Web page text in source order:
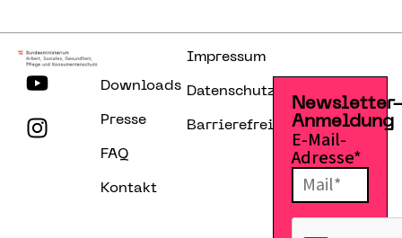
Downloads
Presse
FAQ
Kontakt
Impressum
Datenschutzerklärung
Barrierefreiheitserklärung
Anmeldung
E-Mail-
Adresse*